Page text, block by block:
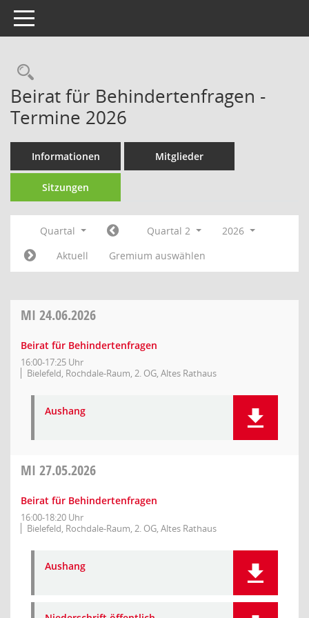
Toggle navigation
Rechercheauswahl
Beirat für Behindertenfragen -
Termine 2026
Informationen Mitglieder
Sitzungen
Quartal Quartal 2
2026
Aktuell
Gremium auswählen
MI 24.06.2026
Beirat für Behindertenfragen
16:00-17:25 Uhr
Bielefeld, Rochdale-Raum, 2. OG, Altes Rathaus
Aushang
MI 27.05.2026
Beirat für Behindertenfragen
16:00-18:20 Uhr
Bielefeld, Rochdale-Raum, 2. OG, Altes Rathaus
Aushang